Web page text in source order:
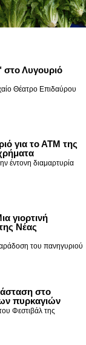
Λυγουριό
Θέατρο Επιδαύρου
για το ΑΤΜ της
έντονη διαμαρτυρία
γιορτινή
Νέας
του πανηγυριού
στο
πυρκαγιών
Φεστιβάλ της